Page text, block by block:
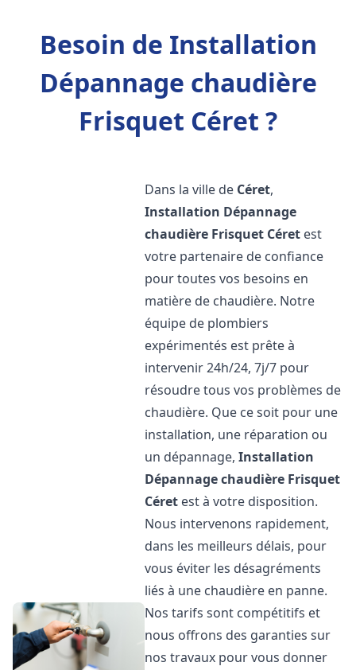
Besoin de Installation
Dépannage chaudière
Frisquet Céret ?
Dans la ville de Céret,
Installation Dépannage
chaudière Frisquet Céret est
votre partenaire de confiance
pour toutes vos besoins en
matière de chaudière. Notre
équipe de plombiers
expérimentés est prête à
intervenir 24h/24, 7j/7 pour
résoudre tous vos problèmes de
chaudière. Que ce soit pour une
installation, une réparation ou
un dépannage,Installation
Dépannage chaudière Frisquet
Céret est à votre disposition.
Nous intervenons rapidement,
dans les meilleurs délais, pour
vous éviter les désagréments
liés à une chaudière en panne.
Nos tarifs sont compétitifs et
nous offrons des garanties sur
nos travaux pour vous donner